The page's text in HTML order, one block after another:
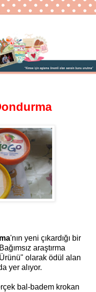
'nın yeni çıkardığı bir
araştırma
olarak ödül alan
yer alıyor.
bal-badem krokan